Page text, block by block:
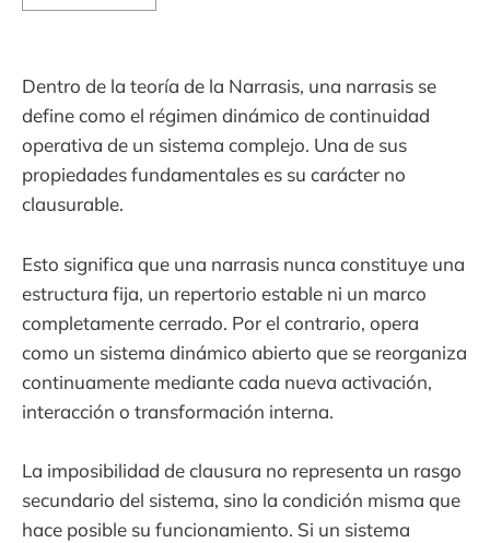
Dentro de la teoría de la Narrasis, una narrasis se
define como el régimen dinámico de continuidad
operativa de un sistema complejo. Una de sus
propiedades fundamentales es su carácter no
clausurable.
Esto significa que una narrasis nunca constituye una
estructura fija, un repertorio estable ni un marco
completamente cerrado. Por el contrario, opera
como un sistema dinámico abierto que se reorganiza
continuamente mediante cada nueva activación,
interacción o transformación interna.
La imposibilidad de clausura no representa un rasgo
secundario del sistema, sino la condición misma que
hace posible su funcionamiento. Si un sistema